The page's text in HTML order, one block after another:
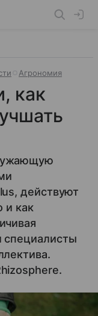
Агрономия
как
действуют
и как
специалисты